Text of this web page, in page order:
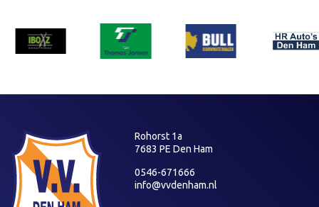
Rohorst 1a
7683 PE Den Ham
0546-671666
info@vvdenham.nl